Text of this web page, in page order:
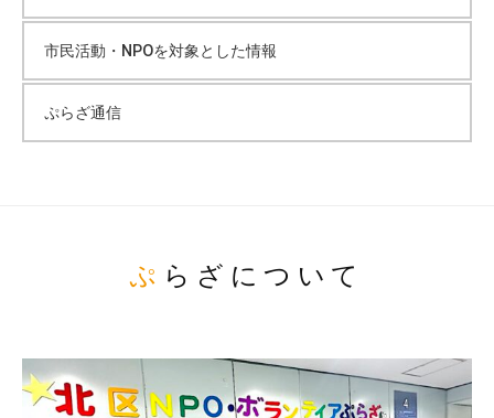
市民活動・NPOを対象とした情報
ぷらざ通信
ぷらざについて